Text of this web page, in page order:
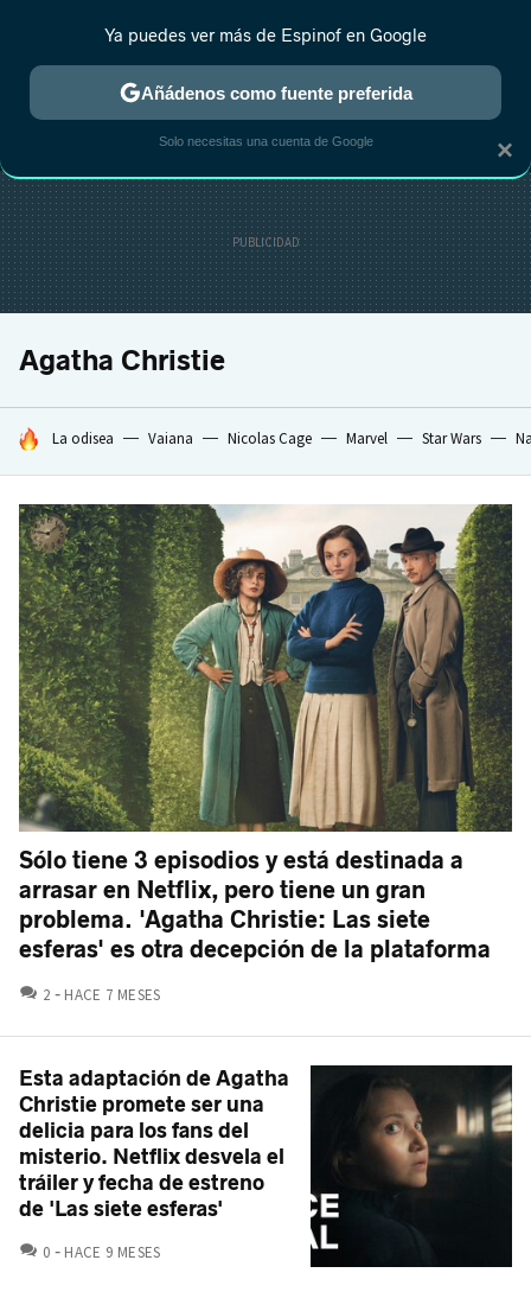
MENÚ NUEVO
ESTRENOS REALITY ANIME RANKINGS CINE
Agatha Christie
HOY SE HABLA DE
La odisea Vaiana Nicolas Cage Marvel Star Wars
Sólo tiene 3 episodios y está destinada a
arrasar en Netflix, pero tiene un gran
problema. 'Agatha Christie: Las siete
esferas' es otra decepción de la plataforma
2 COMENTARIOS
HACE 7 MESES
Esta adaptación de Agatha
Christie promete ser una
delicia para los fans del
misterio. Netflix desvela el
tráiler y fecha de estreno
de 'Las siete esferas'
0 COMENTARIOS
HACE 9 MESES
×
Ya puedes ver más de Espinof en Google
Añádenos como fuente preferida
Solo necesitas una cuenta de Google